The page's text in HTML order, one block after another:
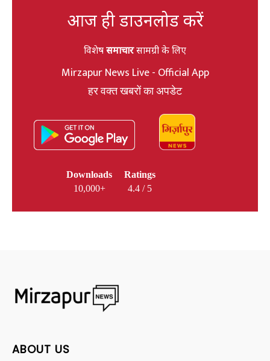
आज ही डाउनलोड करें
विशेषसमाचारसामग्री के लिए
Mirzapur News Live - Official App
हर वक्त खबरों का अपडेट
Downloads
10,000+
Ratings
4.4 / 5
ABOUT US